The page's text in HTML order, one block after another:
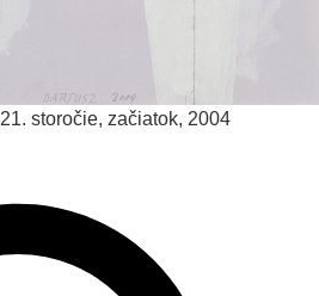
21. storočie, začiatok, 2004